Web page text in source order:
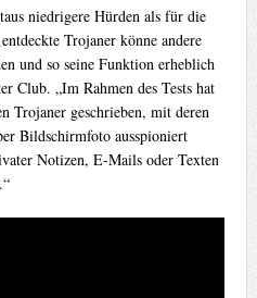
niedrigere Hürden als für die
Trojaner könne andere
und so seine Funktion erheblich
Club. „Im Rahmen des Tests hat
Trojaner geschrieben, mit deren
Bildschirmfoto ausspioniert
Notizen, E-Mails oder Texten